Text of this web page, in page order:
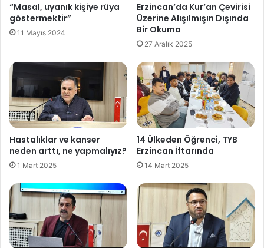
“Masal, uyanık kişiye rüya
göstermektir”
11 Mayıs 2024
Erzincan’da Kur’an Çevirisi
Üzerine Alışılmışın Dışında
Bir Okuma
27 Aralık 2025
Hastalıklar ve kanser
neden arttı, ne yapmalıyız?
1 Mart 2025
14 Ülkeden Öğrenci, TYB
Erzincan İftarında
14 Mart 2025